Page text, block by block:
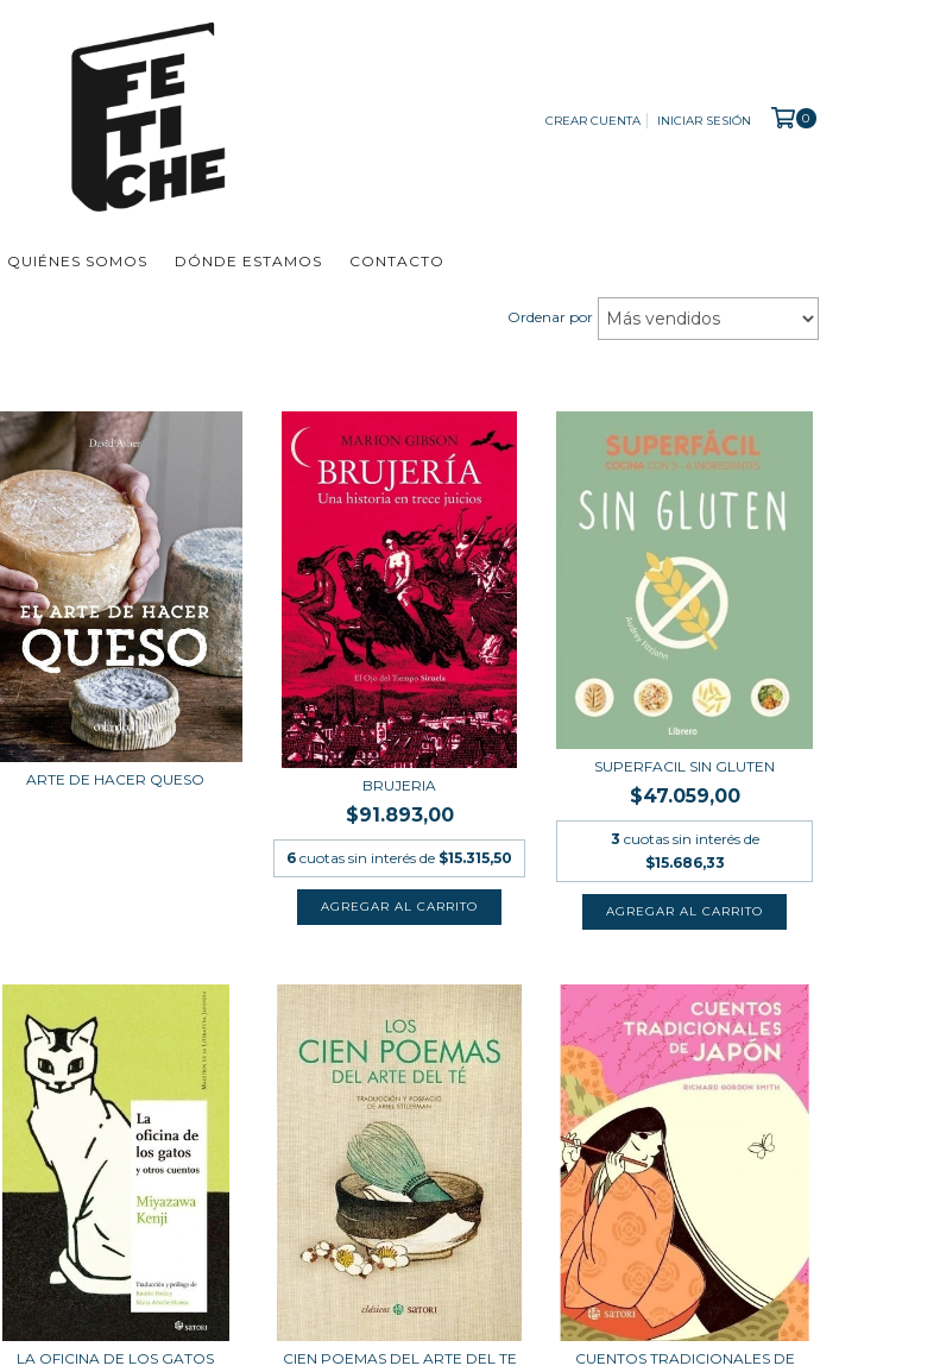
CREAR CUENTA INICIAR SESIÓN 0
QUIÉNES SOMOS DÓNDE ESTAMOS CONTACTO
Ordenar por
ARTE DE HACER QUESO BRUJERIA
$91.893,00
6 cuotas sin interés de $15.315,50
SUPERFACIL SIN GLUTEN
$47.059,00
3 cuotas sin interés de
$15.686,33
LA OFICINA DE LOS GATOS
CIEN POEMAS DEL ARTE DEL TE
CUENTOS TRADICIONALES DE